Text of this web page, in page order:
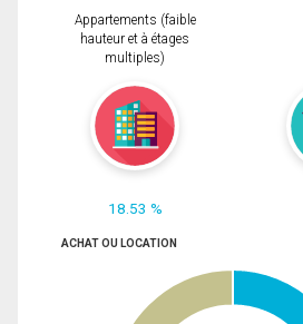
Appartements (faible
hauteur et à étages
multiples)
18.53 %
ACHAT OU LOCATION